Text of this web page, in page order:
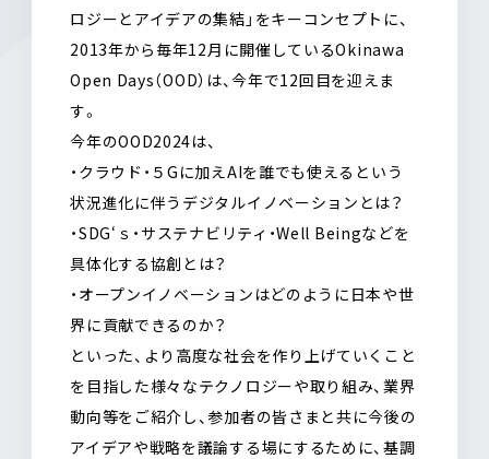
ロジーとアイデアの集結」をキーコンセプトに、
2013年から毎年12月に開催しているOkinawa
Open Days（OOD）は、今年で12回目を迎えま
す。
今年のOOD2024は、
・クラウド・５Gに加えAIを誰でも使えるという
状況進化に伴うデジタルイノベーションとは？
・SDG‘ｓ・サステナビリティ・Well Beingなどを
具体化する協創とは？
・オープンイノベーションはどのように日本や世
界に貢献できるのか？
といった、より高度な社会を作り上げていくこと
を目指した様々なテクノロジーや取り組み、業界
動向等をご紹介し、参加者の皆さまと共に今後の
アイデアや戦略を議論する場にするために、基調